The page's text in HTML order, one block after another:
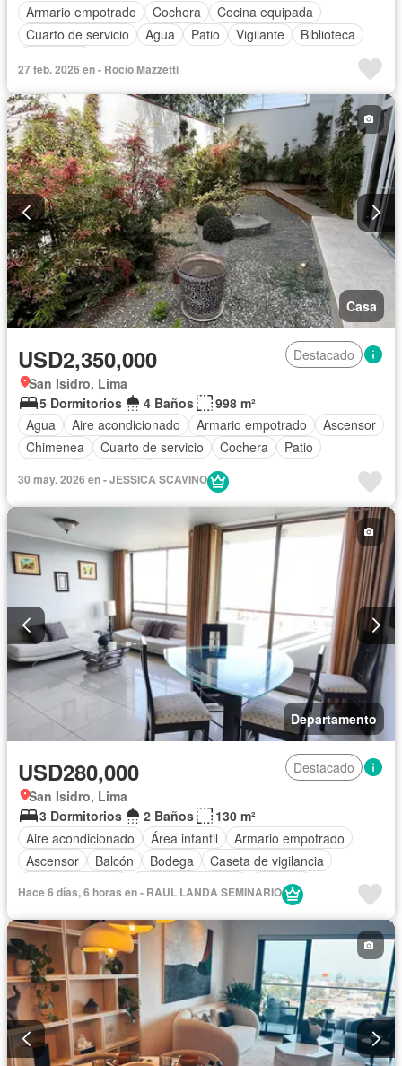
Armario empotrado
Cochera
Cocina equipada
Cuarto de servicio
Agua Patio Vigilante
Biblioteca
27 feb. 2026 en - Rocío Mazzetti
Casa
USD2,350,000
Destacado
San Isidro, Lima
5 Dormitorios
4 Baños
998 m²
Agua
Aire acondicionado Armario empotrado
Ascensor
Chimenea
Cuarto de servicio Cochera
Patio
Sin amoblar
30 may. 2026 en - JESSICA SCAVINO
Departamento
USD280,000
Destacado
San Isidro, Lima
3 Dormitorios
2 Baños
130 m²
Aire acondicionado
Área infantil
Armario empotrado
Ascensor
Balcón Bodega
Caseta de vigilancia
Cochera
Vigilante
Sauna
Seguridad Vista panorámica
Hace 6 días, 6 horas en - RAUL LANDA SEMINARIO